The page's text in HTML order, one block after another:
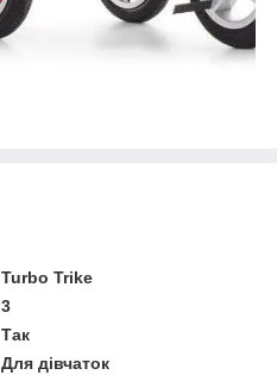
Turbo Trike
3
Так
Для дівчаток